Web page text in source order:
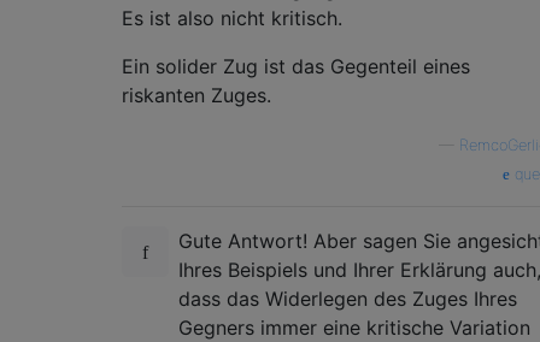
Es ist also nicht kritisch.
Ein solider Zug ist das Gegenteil eines
riskanten Zuges.
Gute Antwort! Aber sagen Sie
Ihres Beispiels und Ihrer Erklärung auch,
dass das Widerlegen des Zuges Ihres
Gegners immer eine kritische Variation